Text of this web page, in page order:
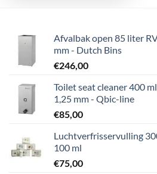
Afvalbak open 85 liter
mm - Dutch Bins
€246,00
Toilet seat cleaner 400
1,25 mm - Qbic-line
€85,00
Luchtverfrisservulling
100 ml
€75,00